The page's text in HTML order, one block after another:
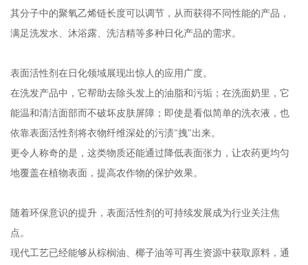
其分子中的聚氧乙烯链长度可以调节，从而获得不同性能的产品，
满足洗发水、沐浴露、洗洁精等多种日化产品的需求。
表面活性剂在日化领域展现出惊人的应用广度。
在洗发产品中，它帮助去除头发上的油脂和污垢；在洗面奶里，它
能温和清洁面部而不破坏皮肤屏障；即使是看似简单的洗衣液，也
依靠表面活性剂将衣物纤维深处的污渍"拽"出来。
更令人称奇的是，这类物质还能通过降低表面张力，让农药更均匀
地覆盖在植物表面，提高农作物的保护效果。
随着环保意识的提升，表面活性剂的可持续发展成为行业关注焦
点。
现代工艺已经能够从棕榈油、椰子油等可再生资源中获取原料，通